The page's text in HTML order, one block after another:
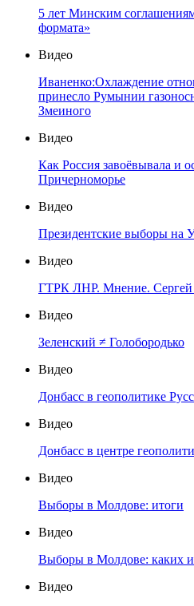
5 лет Минским
формата»
Видео
Иваненко:Охлаждение
принесло Румынии
Змеиного
Видео
Как Россия завоёвывала и
Причерноморье
Видео
Президентские выборы на
Видео
ГТРК ЛНР. Мнение. Сергей
Видео
Зеленский ≠ Голобородько
Видео
Донбасс в геополитике
Видео
Донбасс в центре
Видео
Выборы в Молдове: итоги
Видео
Выборы в Молдове: каких
Видео